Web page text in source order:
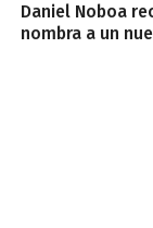
Daniel Noboa
nombra a un